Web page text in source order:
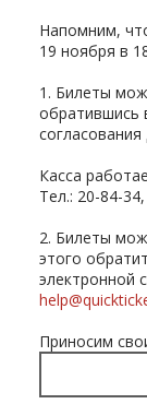
Напомним,
19 ноября в
1. Билеты
обратившись
согласования
Касса
Тел.: 20-84-
2. Билеты
этого
электронной
Приносим